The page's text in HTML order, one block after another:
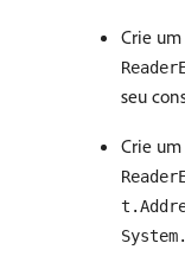
Crie
seu
Crie